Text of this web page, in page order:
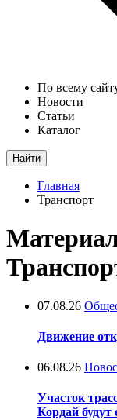
По всему
Новости
Статьи
Каталог
Найти
Главная
Транспорт
07.08.26
Движение
06.08.26
Участок
Кордай